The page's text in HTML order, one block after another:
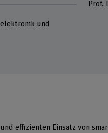
und
Prof.
effizienten Einsatz von